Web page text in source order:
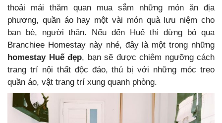
thoải mái thăm quan mua sắm những món ăn địa
phương, quần áo hay một vài món quà lưu niệm cho
bạn bè, người thân. Nếu đến Huế thì đừng bỏ qua
Branchiee Homestay này nhé, đây là một trong những
homestay Huế đẹp, bạn sẽ được chiêm ngưỡng cách
trang trí nội thất độc đáo, thú bị với những móc treo
quần áo, vật trang trí xung quanh phòng.